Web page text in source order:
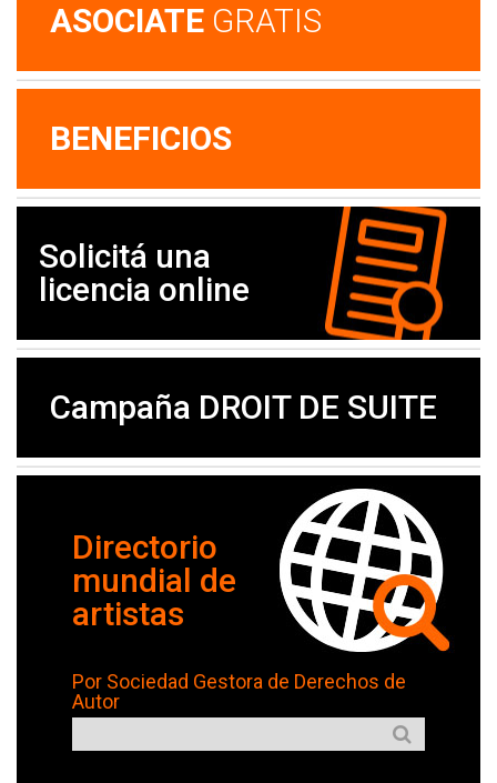
ASOCIATE GRATIS
BENEFICIOS
Solicitá una
licencia online
Campaña DROIT DE SUITE
Directorio
mundial de
artistas
Por Sociedad Gestora de Derechos de
Autor